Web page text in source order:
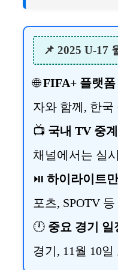
📌 2025 U-17
🌐FIFA+ 플랫
자와 함께, 한국
📺 국내 TV 중
채널에서는 실
⏯️ 하이라이트
포츠, SPOTV
🕛 중요 경기 일
경기, 11월 10